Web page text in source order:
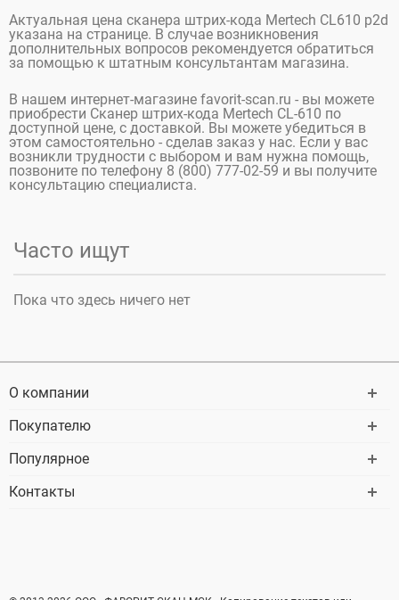
Актуальная цена сканера штрих-кода Mertech CL610 p2d
указана на странице. В случае возникновения
дополнительных вопросов рекомендуется обратиться
за помощью к штатным консультантам магазина.
В нашем интернет-магазине favorit-scan.ru - вы можете
приобрести Сканер штрих-кода Mertech CL-610 по
доступной цене, с доставкой. Вы можете убедиться в
этом самостоятельно - сделав заказ у нас. Если у вас
возникли трудности с выбором и вам нужна помощь,
позвоните по телефону 8 (800) 777-02-59 и вы получите
консультацию специалиста.
Часто ищут
Пока что здесь ничего нет
О компании
Покупателю
Популярное
Контакты